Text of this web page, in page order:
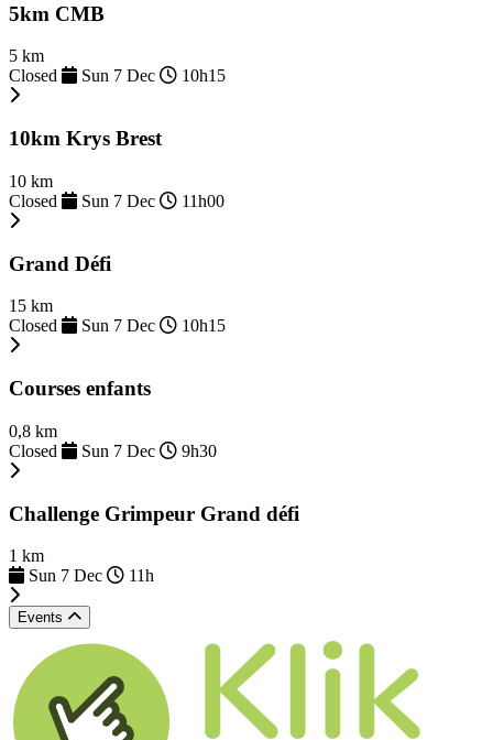
5km CMB
5 km
Closed
Sun 7 Dec 10h15
10km Krys Brest
10 km
Closed
Sun 7 Dec 11h00
Grand Défi
15 km
Closed
Sun 7 Dec 10h15
Courses enfants
0,8 km
Closed
Sun 7 Dec 9h30
Challenge Grimpeur Grand défi
1 km
Sun 7 Dec
11h
Events